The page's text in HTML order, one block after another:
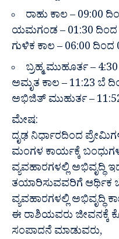
ರಾಹು ಕಾಲ – 09:00
ಯಮಗಂಡ – 01:30 ದಿಂದ
ಗುಳಿಕ ಕಾಲ – 06:00
ಬ್ರಹ್ಮ ಮುಹೂರ್ತ –
ಅಮೃತ ಕಾಲ – 11:23 ಬೆ
ಅಭಿಜಿತ್ ಮುಹುರ್ತ –
ಮೇಷ:
ದೃಢ ನಿರ್ಧಾರದಿಂದ
ಮಂಗಳ ಕಾರ್ಯಕ್ಕೆ
ವ್ಯವಹಾರಗಳಲ್ಲಿ ಅಭಿವೃದ್ಧಿ
ತಯಾರಿಸುವವರಿಗೆ ಆರ್ಥಿಕ
ವ್ಯವಹಾರಗಳಲ್ಲಿ ಅಭಿವೃದ್ಧಿ
ಈ ರಾಶಿಯವರು ಜೀವನಕ್ಕೆ
ಸಂಪಾದನೆ ಮಾಡುವರು,